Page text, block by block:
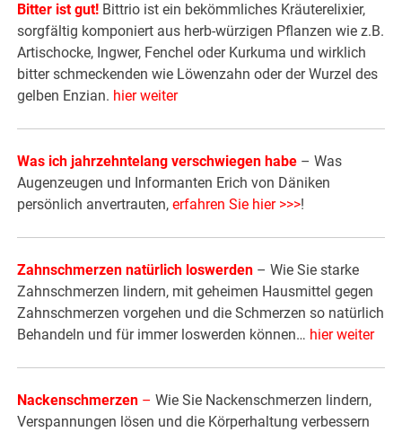
Bitter ist gut! Bittrio ist ein bekömmliches Kräuterelixier,
sorgfältig komponiert aus herb-würzigen Pflanzen wie z.B.
Artischocke, Ingwer, Fenchel oder Kurkuma und wirklich
bitter schmeckenden wie Löwenzahn oder der Wurzel des
gelben Enzian. hier weiter
Was ich jahrzehntelang verschwiegen habe – Was
Augenzeugen und Informanten Erich von Däniken
persönlich anvertrauten,erfahren Sie hier >>>!
Zahnschmerzen natürlich loswerden – Wie Sie starke
Zahnschmerzen lindern, mit geheimen Hausmittel gegen
Zahnschmerzen vorgehen und die Schmerzen so natürlich
Behandeln und für immer loswerden können… hier weiter
Nackenschmerzen – Wie Sie Nackenschmerzen lindern,
Verspannungen lösen und die Körperhaltung verbessern